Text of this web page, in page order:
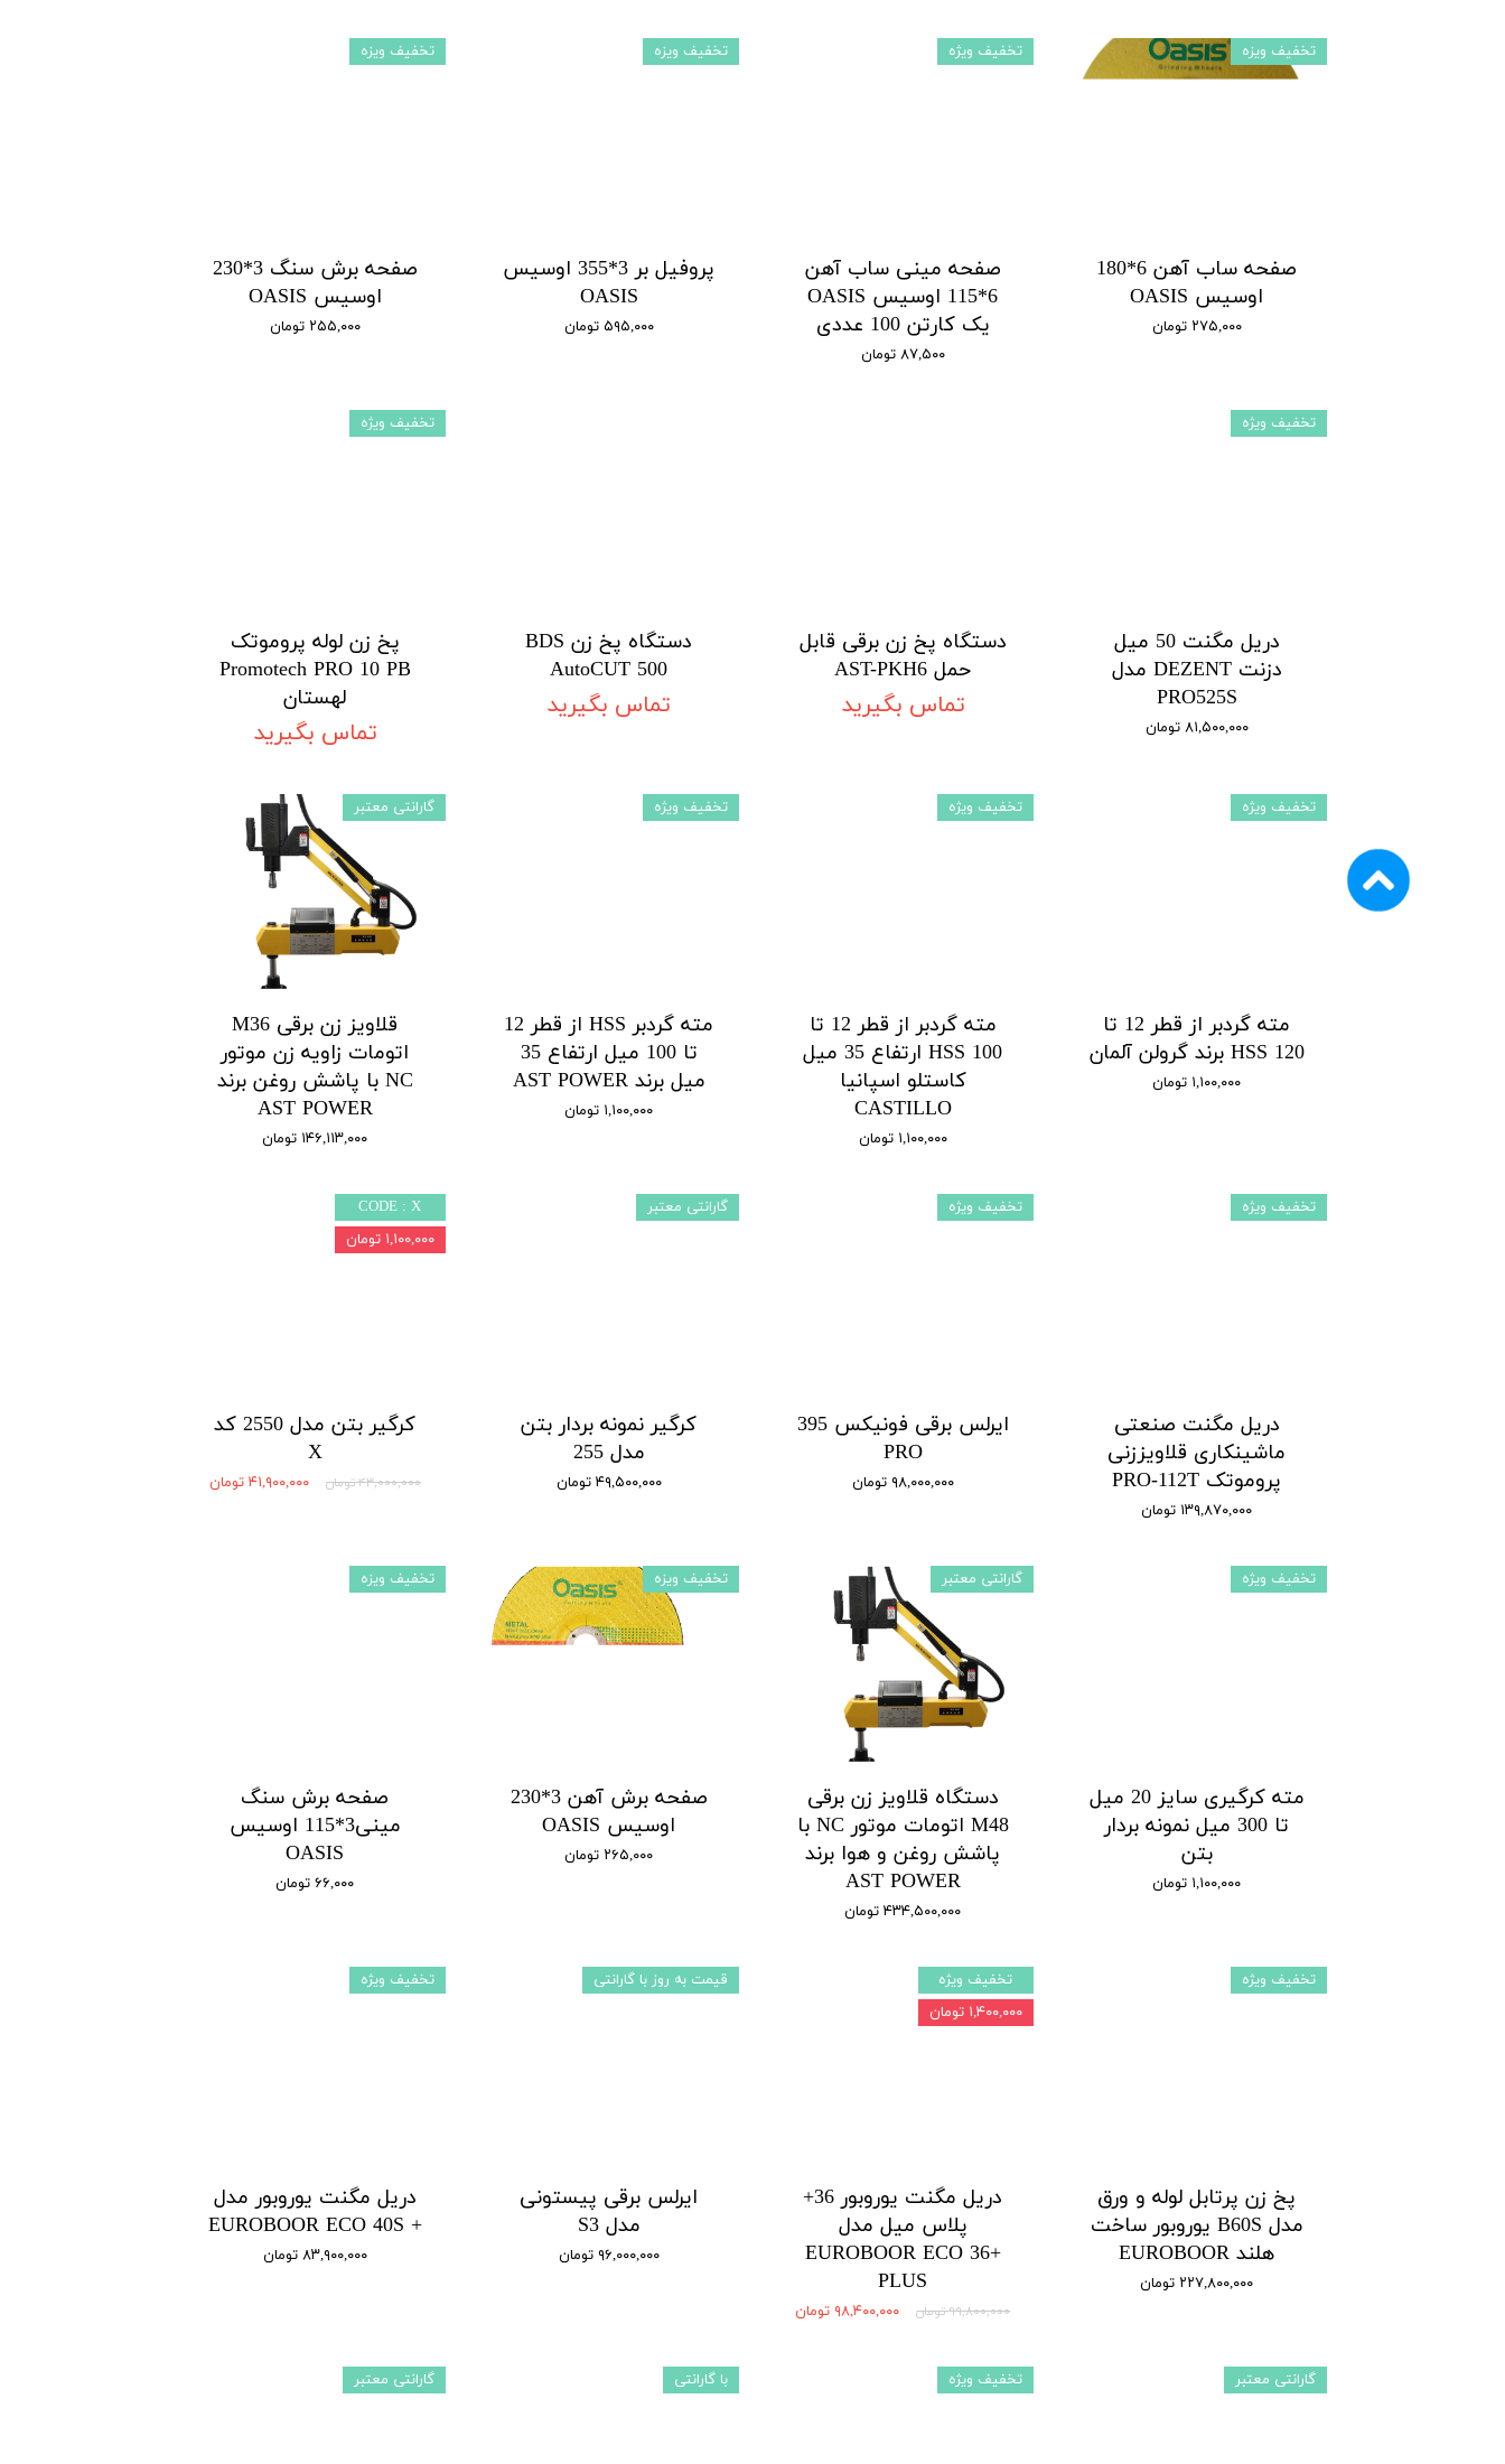
صفحه ساب آهن 6*180
اوسیس OASIS
۲۷۵,۰۰۰ تومان
تخفیف ویزه
صفحه مینی ساب آهن
6*115 اوسیس OASIS
یک کارتن 100 عددی
۸۷,۵۰۰ تومان
تخفیف ویژه
پروفیل بر 3*355 اوسیس
OASIS
۵۹۵,۰۰۰ تومان
تخفیف ویزه
صفحه برش سنگ 3*230
اوسیس OASIS
۲۵۵,۰۰۰ تومان
تخفیف ویزه
دریل مگنت 50 میل
دزنت DEZENT مدل
PRO525S
۸۱,۵۰۰,۰۰۰ تومان
تخفیف ویژه
دستگاه پخ زن برقی قابل
حمل AST-PKH6
تماس بگیرید
دستگاه پخ زن BDS
AutoCUT 500
تماس بگیرید
پخ زن لوله پروموتک
Promotech PRO 10 PB
لهستان
تماس بگیرید
تخفیف ویژه
مته گردبر از قطر 12 تا
120 HSS برند گرولن آلمان
۱,۱۰۰,۰۰۰ تومان
تخفیف ویژه
مته گردبر از قطر 12 تا
100 HSS ارتفاع 35 میل
کاستلو اسپانیا
CASTILLO
۱,۱۰۰,۰۰۰ تومان
تخفیف ویژه
مته گردبر HSS از قطر 12
تا 100 میل ارتفاع 35
میل برند AST POWER
۱,۱۰۰,۰۰۰ تومان
تخفیف ویژه
قلاویز زن برقی M36
اتومات زاویه زن موتور
NC با پاشش روغن برند
AST POWER
۱۴۶,۱۱۳,۰۰۰ تومان
گارانتی معتبر
دریل مگنت صنعتی
ماشینکاری قلاویززنی
پروموتک PRO-112T
۱۳۹,۸۷۰,۰۰۰ تومان
تخفیف ویژه
ایرلس برقی فونیکس 395
PRO
۹۸,۰۰۰,۰۰۰ تومان
تخفیف ویژه
کرگیر نمونه بردار بتن
مدل 255
۴۹,۵۰۰,۰۰۰ تومان
گارانتی معتبر
کرگیر بتن مدل 2550 کد
X
۴۳,۰۰۰,۰۰۰ تومان ۴۱,۹۰۰,۰۰۰ تومان
CODE : X
۱,۱۰۰,۰۰۰ تومان
مته کرگیری سایز 20 میل
تا 300 میل نمونه بردار
بتن
۱,۱۰۰,۰۰۰ تومان
تخفیف ویژه
دستگاه قلاویز زن برقی
M48 اتومات موتور NC با
پاشش روغن و هوا برند
AST POWER
۴۳۴,۵۰۰,۰۰۰ تومان
گارانتی معتبر
صفحه برش آهن 3*230
اوسیس OASIS
۲۶۵,۰۰۰ تومان
تخفیف ویزه
صفحه برش سنگ
مینی3*115 اوسیس
OASIS
۶۶,۰۰۰ تومان
تخفیف ویزه
پخ زن پرتابل لوله و ورق
مدل B60S یوروبور ساخت
هلند EUROBOOR
۲۲۷,۸۰۰,۰۰۰ تومان
تخفیف ویژه
دریل مگنت یوروبور 36+
پلاس میل مدل
EUROBOOR ECO 36+
PLUS
۹۹,۸۰۰,۰۰۰ تومان ۹۸,۴۰۰,۰۰۰ تومان
تخفیف ویژه
۱,۴۰۰,۰۰۰ تومان
ایرلس برقی پیستونی
مدل S3
۹۶,۰۰۰,۰۰۰ تومان
قیمت به روز با گارانتی
دریل مگنت یوروبور مدل
+ EUROBOOR ECO 40S
۸۳,۹۰۰,۰۰۰ تومان
تخفیف ویژه
گارانتی معتبر تخفیف ویژه با گارانتی گارانتی معتبر